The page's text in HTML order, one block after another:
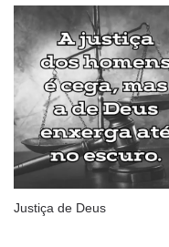
Justiça de Deus